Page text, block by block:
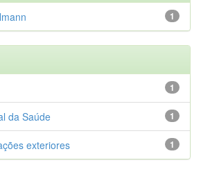
1
1
1
da Saúde
1
exteriores